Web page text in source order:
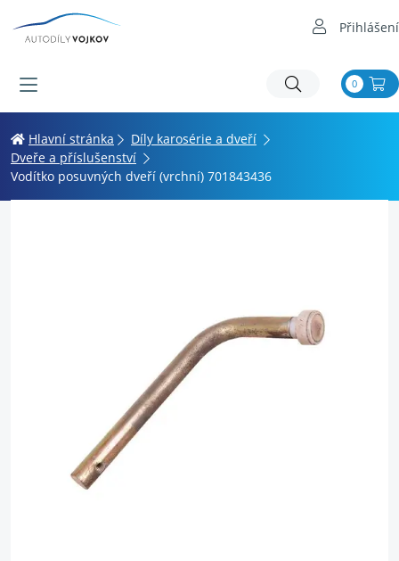
Přihlášení
0
Hlavní stránka
Díly karosérie a dveří
Dveře a příslušenství
Vodítko posuvných dveří (vrchní) 701843436